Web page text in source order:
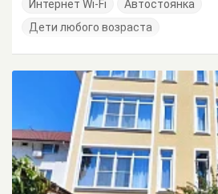
Интернет Wi-Fi
Автостоянка
Дети любого возраста